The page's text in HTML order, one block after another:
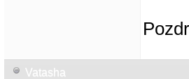
Vatasha